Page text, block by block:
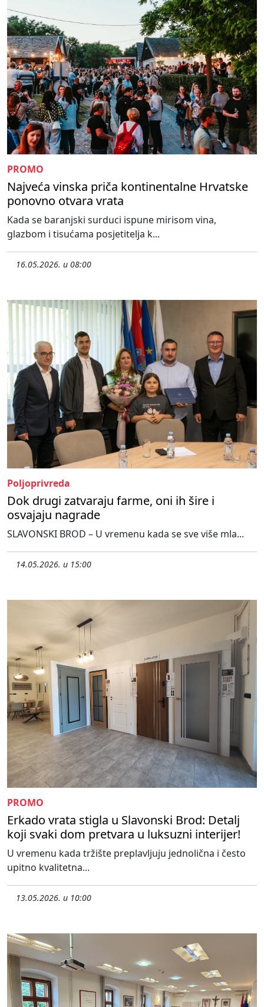
PROMO
Najveća vinska priča kontinentalne Hrvatske
ponovno otvara vrata
Kada se baranjski surduci ispune mirisom vina,
glazbom i tisućama posjetitelja k...
16.05.2026. u 08:00
Poljoprivreda
Dok drugi zatvaraju farme, oni ih šire i
osvajaju nagrade
SLAVONSKI BROD – U vremenu kada se sve više mla...
14.05.2026. u 15:00
PROMO
Erkado vrata stigla u Slavonski Brod: Detalj
koji svaki dom pretvara u luksuzni interijer!
U vremenu kada tržište preplavljuju jednolična i često
upitno kvalitetna...
13.05.2026. u 10:00